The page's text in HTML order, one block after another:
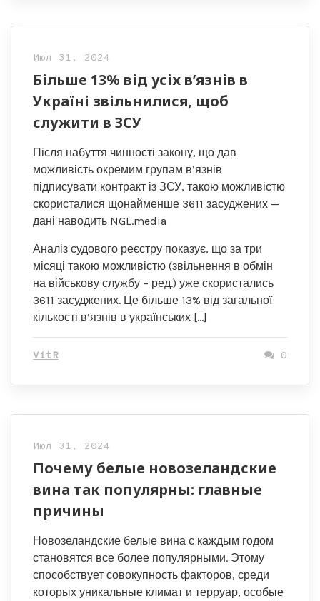
Июл 31, 2024
Більше 13% від усіх в’язнів в
Україні звільнилися, щоб
служити в ЗСУ
Після набуття чинності закону, що дав
можливість окремим групам в’язнів
підписувати контракт із ЗСУ, такою можливістю
скористалися щонайменше 3611 засуджених —
дані наводить NGL.media
Аналіз судового реєстру показує, що за три
місяці такою можливістю (звільнення в обмін
на військову службу – ред.) уже скористались
3611 засуджених. Це більше 13% від загальної
кількості в’язнів в українських […]
VitR 0
Июл 31, 2024
Почему белые новозеландские
вина так популярны: главные
причины
Новозеландские белые вина с каждым годом
становятся все более популярными. Этому
способствует совокупность факторов, среди
которых уникальные климат и терруар, особые